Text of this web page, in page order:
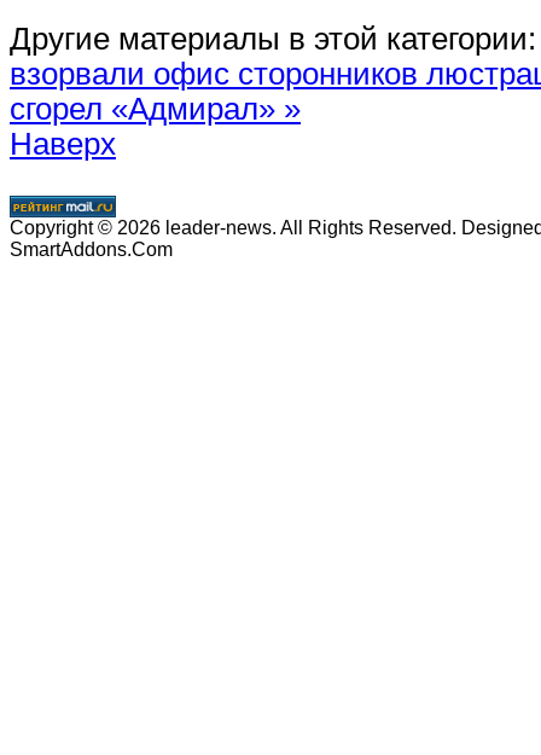
Другие материалы в этой категории:
взорвали офис сторонников
сгорел «Адмирал» »
Наверх
Copyright © 2026 leader-news. All Rights Reserved.
SmartAddons.Com